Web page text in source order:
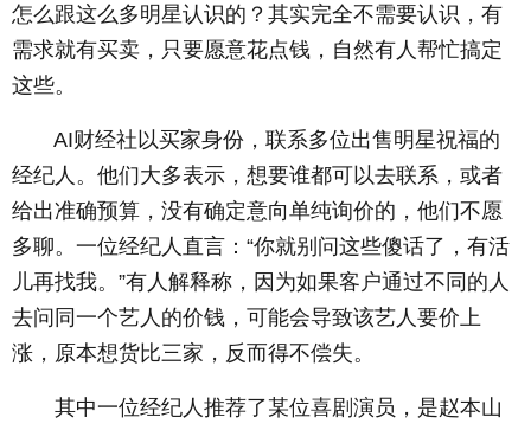
怎么跟这么多明星认识的？其实完全不需要认识，有
需求就有买卖，只要愿意花点钱，自然有人帮忙搞定
这些。
AI财经社以买家身份，联系多位出售明星祝福的
经纪人。他们大多表示，想要谁都可以去联系，或者
给出准确预算，没有确定意向单纯询价的，他们不愿
多聊。一位经纪人直言：“你就别问这些傻话了，有活
儿再找我。”有人解释称，因为如果客户通过不同的人
去问同一个艺人的价钱，可能会导致该艺人要价上
涨，原本想货比三家，反而得不偿失。
其中一位经纪人推荐了某位喜剧演员，是赵本山